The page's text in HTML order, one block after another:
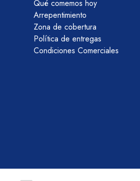
Qué comemos hoy
Arrepentimiento
Zona de cobertura
Política de entregas
Condiciones Comerciales